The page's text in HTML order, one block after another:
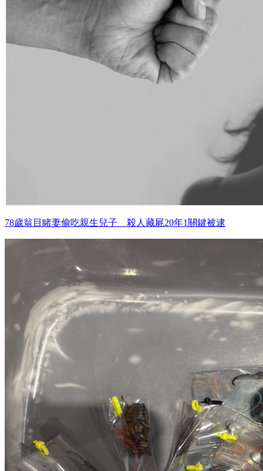
78歲翁目睹妻偷吃親生兒子 殺人藏屍20年1關鍵被逮